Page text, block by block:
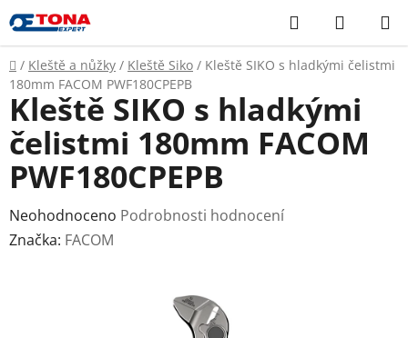
Přejít
na
obsah
Hledat
KOŠÍK
Domů
/ Kleště a nůžky / Kleště Siko / Kleště SIKO s hladkými čelistmi
180mm FACOM PWF180CPEPB
Kleště SIKO s hladkými
čelistmi 180mm FACOM
PWF180CPEPB
Průměrné
hodnocení
Neohodnoceno Podrobnosti hodnocení
Značka: FACOM